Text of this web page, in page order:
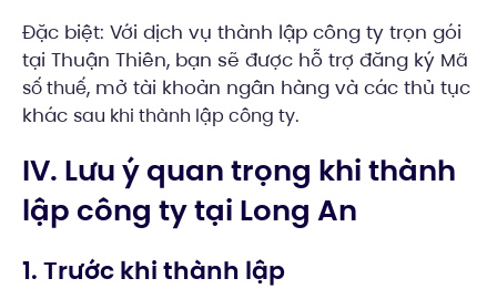
Đặc biệt: Với dịch vụ thành lập công ty trọn gói
tại Thuận Thiên, bạn sẽ được hỗ trợ đăng ký Mã
số thuế, mở tài khoản ngân hàng và các thủ tục
khác sau khi thành lập công ty.
IV. Lưu ý quan trọng khi thành
lập công ty tại Long An
1. Trước khi thành lập